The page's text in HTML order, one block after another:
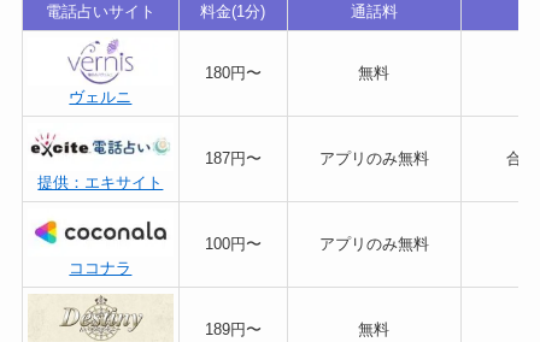
電話占いサイト 料金(1分) 通話料
ヴェルニ
180円〜 無料
提供：エキサイト
187円〜 アプリのみ無料 合
ココナラ
100円〜 アプリのみ無料
189円〜 無料